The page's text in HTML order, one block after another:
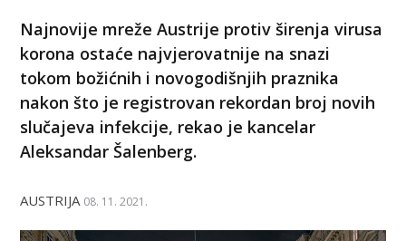
Najnovije mreže Austrije protiv širenja virusa
korona ostaće najvjerovatnije na snazi
tokom božićnih i novogodišnjih praznika
nakon što je registrovan rekordan broj novih
slučajeva infekcije, rekao je kancelar
Aleksandar Šalenberg.
AUSTRIJA 08. 11. 2021.